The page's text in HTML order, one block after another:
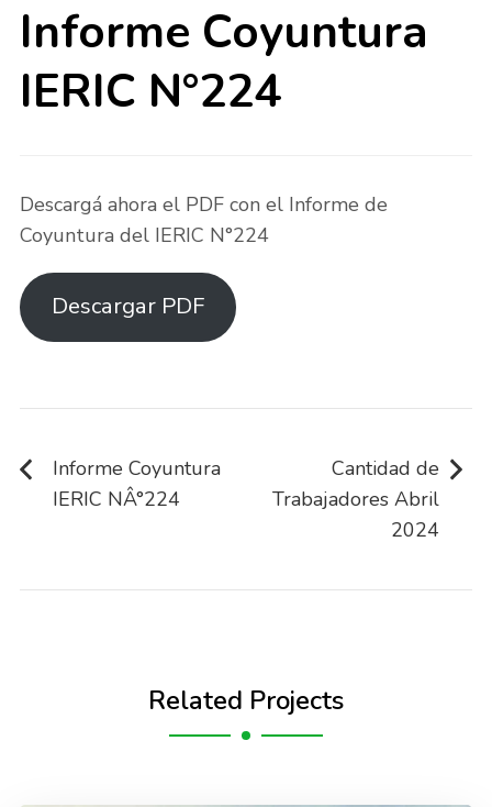
Informe Coyuntura
IERIC N°224
Descargá ahora el PDF con el Informe de
Coyuntura del IERIC N°224
Descargar PDF
de
entradas
Informe Coyuntura
IERIC NÂ°224
Cantidad de
Trabajadores Abril
2024
Related Projects